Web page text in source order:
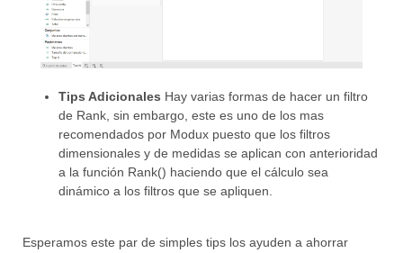
Tips Adicionales Hay varias formas de hacer un filtro
de Rank, sin embargo, este es uno de los mas
recomendados por Modux puesto que los filtros
dimensionales y de medidas se aplican con anterioridad
a la función Rank() haciendo que el cálculo sea
dinámico a los filtros que se apliquen.
Esperamos este par de simples tips los ayuden a ahorrar